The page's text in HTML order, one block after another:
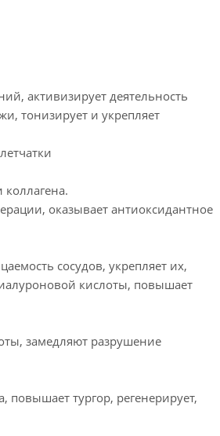
активизирует деятельность
тонизирует и укрепляет
оказывает антиоксидантное
сосудов, укрепляет их,
кислоты, повышает
замедляют разрушение
повышает тургор, регенерирует,